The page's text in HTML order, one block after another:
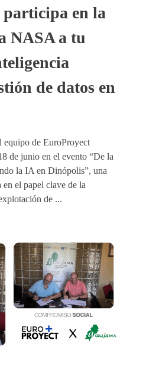
en la
NASA a tu
de datos en
de EuroProyect
de junio en el evento “De la
la IA en Dinópolis”, una
el papel clave de la
de ...